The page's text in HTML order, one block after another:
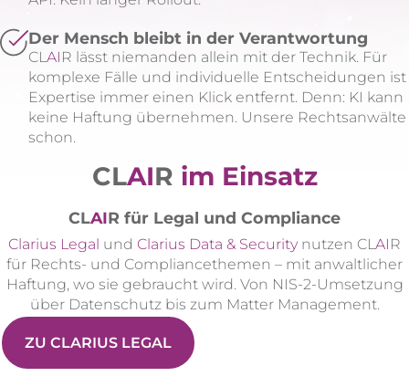
Der Mensch bleibt in der Verantwortung
CLAI R lässt niemanden allein mit der Technik. Für
komplexe Fälle und individuelle Entscheidungen ist
Expertise immer einen Klick entfernt. Denn: KI kann
keine Haftung übernehmen. Unsere Rechtsanwälte
schon.
CLAIR im Einsatz
CLAIR für Legal und Compliance
Clarius Legal und Clarius Data & Securitynutzen CL AI R
für Rechts- und Compliancethemen – mit anwaltlicher
Haftung, wo sie gebraucht wird. Von NIS-2-Umsetzung
über Datenschutz bis zum Matter Management.
ZU CLARIUS LEGAL